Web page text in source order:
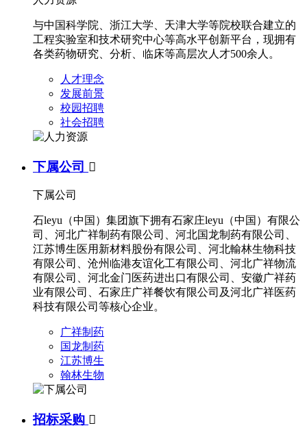
与中国科学院、浙江大学、天津大学等院校联合建立的
工程实验室和技术研究中心等高水平创新平台，现拥有
各类药物研究、分析、临床等高层次人才500余人。
人才理念
发展前景
校园招聘
社会招聘
下属公司 
下属公司
石leyu（中国）集团旗下拥有石家庄leyu（中国）有限公
司、河北广祥制药有限公司、河北国龙制药有限公司、
江苏博生医用新材料股份有限公司、河北輸林生物科技
有限公司、沧州临港友谊化工有限公司、河北广祥物流
有限公司、河北金门医药进出口有限公司、安徽广祥药
业有限公司、石家庄广祥餐饮有限公司及河北广祥医药
科技有限公司等核心企业。
广祥制药
国龙制药
江苏博生
翰林生物
招标采购 